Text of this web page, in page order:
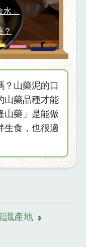
水」
？山藥泥的口
山藥品種才能
山藥」是能做
生食，也很適
識產地